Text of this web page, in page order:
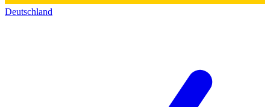
Deutschland